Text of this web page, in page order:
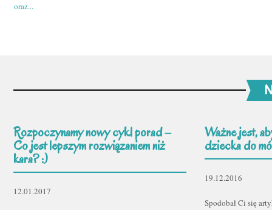
oraz...
Rozpoczynamy nowy cykl porad –
Co jest lepszym rozwiązaniem niż
kara? :)
12.01.2017
Ważne jest,
dziecka do
19.12.2016
Spodobał Ci się